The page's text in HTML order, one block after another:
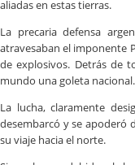
aliadas en estas tierras.
La precaria defensa
atravesaban el imponente
de explosivos. Detrás de
mundo una goleta nacional.
La lucha, claramente
desembarcó y se apoderó
su viaje hacia el norte.